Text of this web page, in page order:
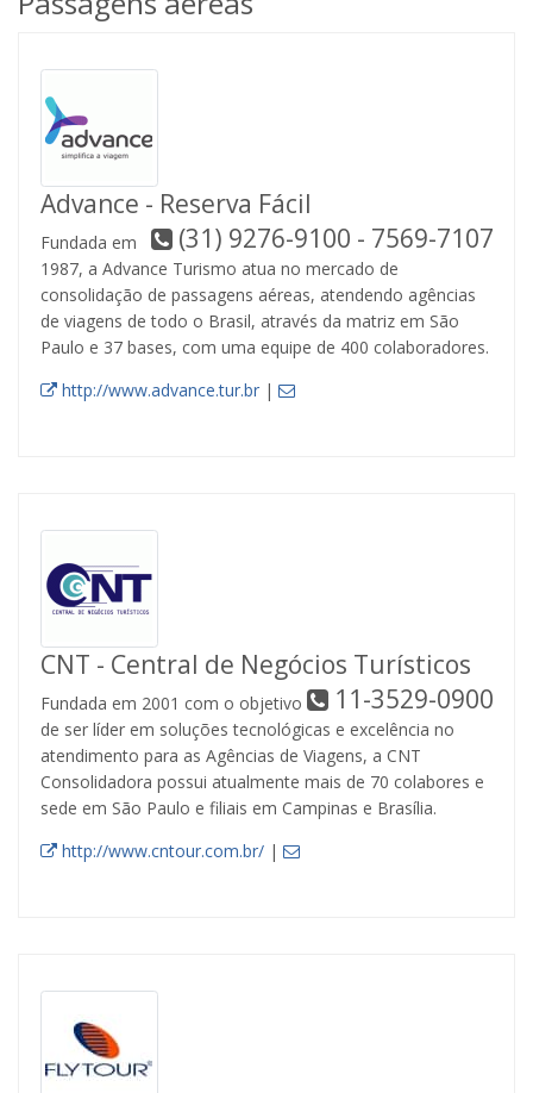
Advance - Reserva Fácil
(31) 9276-9100 - 7569-7107
Fundada em
1987, a Advance Turismo atua no mercado de
consolidação de passagens aéreas, atendendo agências
de viagens de todo o Brasil, através da matriz em São
Paulo e 37 bases, com uma equipe de 400 colaboradores.
http://www.advance.tur.br|
CNT - Central de Negócios Turísticos
11-3529-0900
Fundada em 2001 com o objetivo
de ser líder em soluções tecnológicas e excelência no
atendimento para as Agências de Viagens, a CNT
Consolidadora possui atualmente mais de 70 colabores e
sede em São Paulo e filiais em Campinas e Brasília.
http://www.cntour.com.br/|